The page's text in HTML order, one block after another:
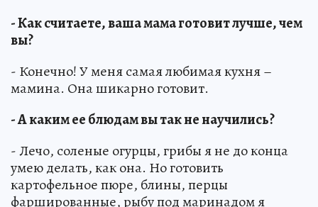
- Как считаете, ваша мама готовит лучше, чем
вы?
- Конечно! У меня самая любимая кухня –
мамина. Она шикарно готовит.
- А каким ее блюдам вы так не научились?
- Лечо, соленые огурцы, грибы я не до конца
умею делать, как она. Но готовить
картофельное пюре, блины, перцы
фаршированные, рыбу под маринадом я